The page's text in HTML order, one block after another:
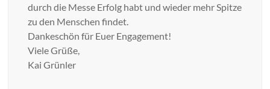
durch die Messe Erfolg habt und wieder mehr Spitze
zu den Menschen findet.
Dankeschön für Euer Engagement!
Viele Grüße,
Kai Grünler